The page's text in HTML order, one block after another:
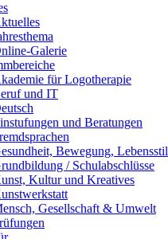
Galerie
für Logotherapie
und IT
und Beratungen
Bewegung, Lebensstil
/ Schulabschlüsse
Kultur und Kreatives
Gesellschaft & Umwelt